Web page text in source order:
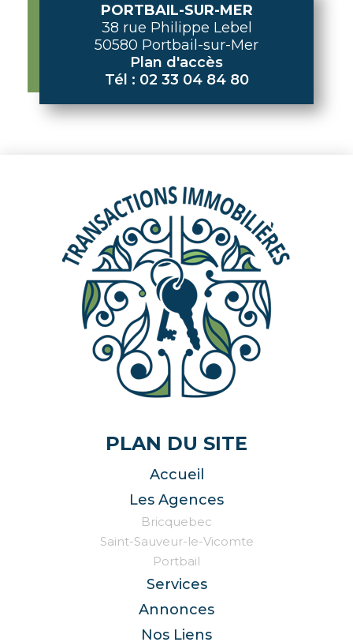
PORTBAIL-SUR-MER
38 rue Philippe Lebel
50580 Portbail-sur-Mer
Plan d'accès
Tél : 02 33 04 84 80
PLAN DU SITE
Accueil
Les Agences
Bricquebec
Saint-Sauveur-le-Vicomte
Portbail
Services
Annonces
Nos Liens